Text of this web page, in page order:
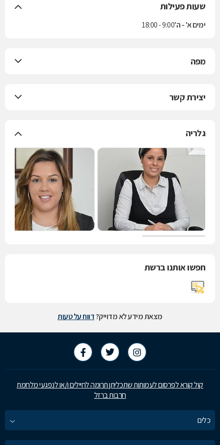
שעות פעילות
ימים א' - ה'9:00 - 18:00
מפה
יצירת קשר
גלריה
חפשו אותנו ברשת
מצאת מידע לא מדוייק?דווח על טעות
קול קורא לפרסום לעמותות שתכליתן תרומה לחיילים ו/או לנפגעי מלחמת
חרבות ברזל
כלים